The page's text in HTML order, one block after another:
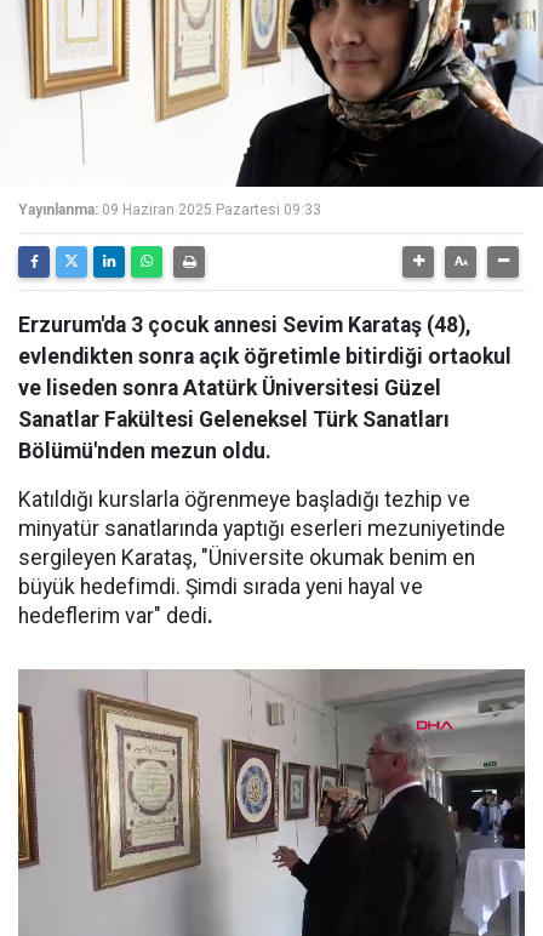
Yayınlanma: 09 Haziran 2025 Pazartesi 09:33
Erzurum'da 3 çocuk annesi Sevim Karataş (48),
evlendikten sonra açık öğretimle bitirdiği ortaokul
ve liseden sonra Atatürk Üniversitesi Güzel
Sanatlar Fakültesi Geleneksel Türk Sanatları
Bölümü'nden mezun oldu.
Katıldığı kurslarla öğrenmeye başladığı tezhip ve
minyatür sanatlarında yaptığı eserleri mezuniyetinde
sergileyen Karataş, "Üniversite okumak benim en
büyük hedefimdi. Şimdi sırada yeni hayal ve
hedeflerim var" dedi.